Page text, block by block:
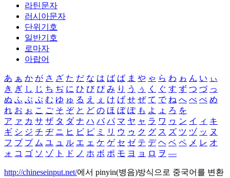
라틴문자
러시아문자
단위기호
일반기호
로마자
아랍어
あ ぁ か が さ ざ た だ な は ば ぱ ま や ゃ ら わ ゎ ん い ぃ
き ぎ し じ ち ぢ に ひ び ぴ み り う ぅ く ぐ す ず つ づ っ
ぬ ふ ぶ ぷ む ゆ ゅ る え ぇ け げ せ ぜ て で ね へ べ ぺ め
れ お ぉ こ ご そ ぞ と ど の ほ ぼ ぽ も よ ょ ろ を
ア ァ カ サ ザ タ ダ ナ ハ バ パ マ ヤ ャ ラ ワ ヮ ン イ ィ キ
ギ シ ジ チ ヂ ニ ヒ ビ ピ ミ リ ウ ゥ ク グ ス ズ ツ ヅ ッ ヌ
フ ブ プ ム ユ ュ ル エ ェ ケ ゲ セ ゼ テ デ ヘ ベ ペ メ レ オ
ォ コ ゴ ソ ゾ ト ド ノ ホ ボ ポ モ ヨ ョ ロ ヲ ―
http://chineseinput.net/에서 pinyin(병음)방식으로 중국어를 변환